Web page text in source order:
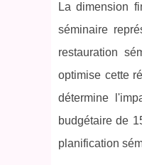
La dimension
séminaire
restauration
optimise cette
détermine
budgétaire de
planification